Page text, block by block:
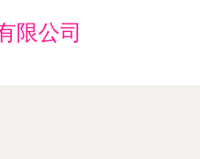
限公司